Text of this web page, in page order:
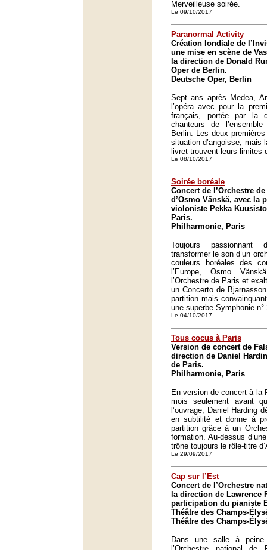
Merveilleuse soirée.
Le 09/10/2017
Paranormal Activity
Création londiale de
une mise en scène de
la direction de Donald
Oper de Berlin.
Deutsche Oper, Berlin
Sept ans après Medea,
l’opéra avec pour la
français, portée par la
chanteurs de
Berlin. Les deux
situation d’angoisse, mais
livret trouvent leurs limites
Le 08/10/2017
Soirée boréale
Concert de l’Orchestre
d’Osmo Vänskä, avec la
violoniste Pekka
Paris.
Philharmonie, Paris
Toujours
transformer le son d’un
couleurs boréales des
l’Europe, Osmo
l’Orchestre de Paris et
un Concerto de
partition mais
une superbe Symphonie
Le 04/10/2017
Tous cocus à Paris
Version de concert de
direction de Daniel
de Paris.
Philharmonie, Paris
En version de concert à la
mois seulement avant
l’ouvrage, Daniel Harding
en subtilité et donne à
partition grâce à un
formation. Au-dessus
trône toujours le rôle-titre
Le 29/09/2017
Cap sur l’Est
Concert de l’Orchestre
la direction de Lawrence
participation du pianiste
Théâtre des Champs-
Théâtre des Champs-
Dans une salle à peine